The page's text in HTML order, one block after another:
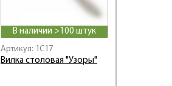
В наличии >100 штук
Артикул: 1C17
Вилка столовая "Узоры"